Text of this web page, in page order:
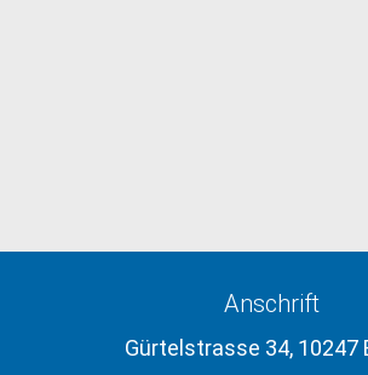
Anschrift
Gürtelstrasse 34, 10247